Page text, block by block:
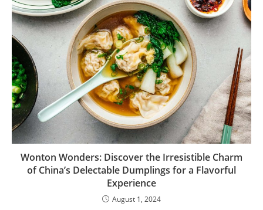
Wonton Wonders: Discover the Irresistible Charm
of China’s Delectable Dumplings for a Flavorful
Experience
August 1, 2024